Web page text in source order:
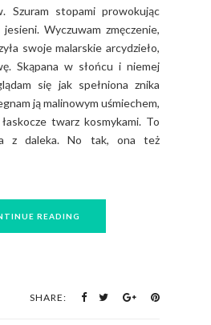
Szuram stopami prowokując
Wyczuwam zmęczenie,
swoje malarskie arcydzieło,
Skąpana w słońcu i niemej
się jak spełniona znika
ją malinowym uśmiechem,
twarz kosmykami. To
z daleka. No tak, ona też
READING
SHARE: